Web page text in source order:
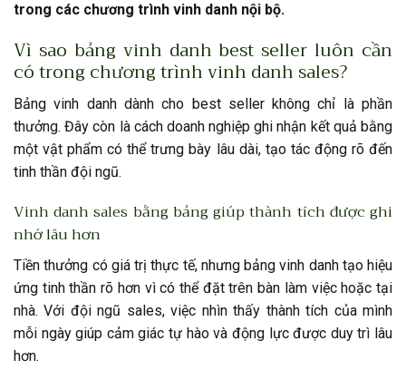
trong các chương trình vinh danh nội bộ.
Vì sao bảng vinh danh best seller luôn cần
có trong chương trình vinh danh sales?
Bảng vinh danh dành cho best seller không chỉ là phần
thưởng. Đây còn là cách doanh nghiệp ghi nhận kết quả bằng
một vật phẩm có thể trưng bày lâu dài, tạo tác động rõ đến
tinh thần đội ngũ.
Vinh danh sales bằng bảng giúp thành tích được ghi
nhớ lâu hơn
Tiền thưởng có giá trị thực tế, nhưng bảng vinh danh tạo hiệu
ứng tinh thần rõ hơn vì có thể đặt trên bàn làm việc hoặc tại
nhà. Với đội ngũ sales, việc nhìn thấy thành tích của mình
mỗi ngày giúp cảm giác tự hào và động lực được duy trì lâu
hơn.